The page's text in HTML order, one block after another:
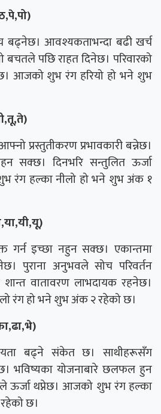
बढ्नेछ। आवश्यकताभन्दा बढी खर्च
बचतले पछि राहत दिनेछ। परिवारको
आजको शुभ रंग हरियो हो भने शुभ
प्रस्तुतीकरण प्रभावकारी बन्नेछ।
सक्छ। दिनभरि सन्तुलित ऊर्जा
हल्का नीलो हो भने शुभ अंक १
गर्न इच्छा नहुन सक्छ। एकान्तमा
पुराना अनुभवले सोच परिवर्तन
वातावरण लाभदायक रहनेछ।
रंग हो भने शुभ अंक २ रहेको छ।
बढ्ने संकेत छ। साथीहरूसँग
भविष्यका योजनाबारे छलफल हुन
ऊर्जा थप्नेछ। आजको शुभ रंग हल्का
छ।